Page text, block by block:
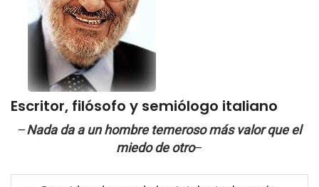
Escritor, filósofo y semiólogo italiano
–Nada da a un hombre temeroso más valor que el
miedo de otro–